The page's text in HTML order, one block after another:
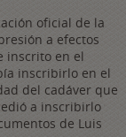
oficial de la
a efectos
inscrito en el
inscribirlo en el
del cadáver que
a inscribirlo
de Luis